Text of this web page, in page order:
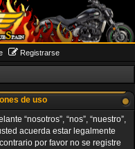
Registrarse
de uso
“nosotros”, “nos”, “nuestro”,
acuerda estar legalmente
por favor no se registre